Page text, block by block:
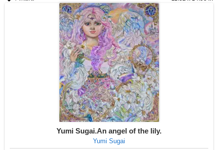
Yumi Sugai.An angel of the lily.
Yumi Sugai